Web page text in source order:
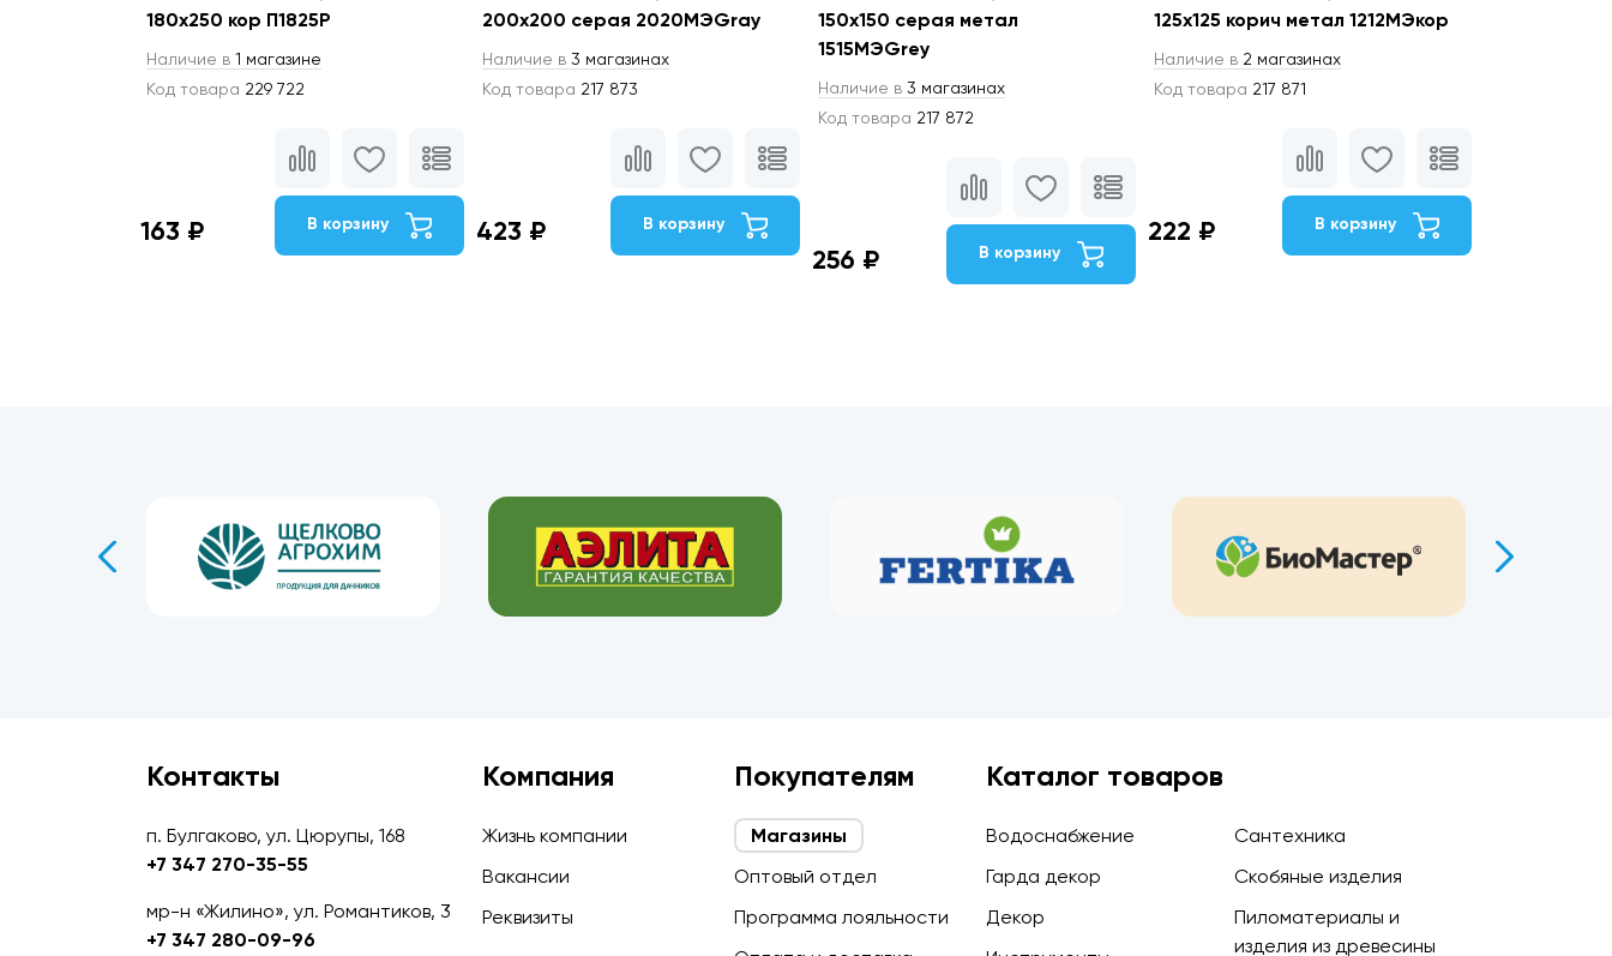
180х250 кор П1825Р
Наличие в 1 магазине
Код товара 229 722
163 ₽ В корзину
200х200 серая 2020МЭGray
Наличие в 3 магазинах
Код товара 217 873
423 ₽ В корзину
150х150 серая метал
1515МЭGrey
Наличие в 3 магазинах
Код товара 217 872
256 ₽ В корзину
125х125 корич метал 1212МЭкор
Наличие в 2 магазинах
Код товара 217 871
222 ₽ В корзину
Контакты
п. Булгаково, ул. Цюрупы, 168
+7 347 270-35-55
мр-н «Жилино», ул. Романтиков, 3
+7 347 280-09-96
Компания
Жизнь компании
Вакансии
Реквизиты
Покупателям
Магазины
Оптовый отдел
Программа лояльности
Каталог товаров
Водоснабжение
Гарда декор
Декор
Сантехника
Скобяные изделия
Пиломатериалы и
изделия из древесины